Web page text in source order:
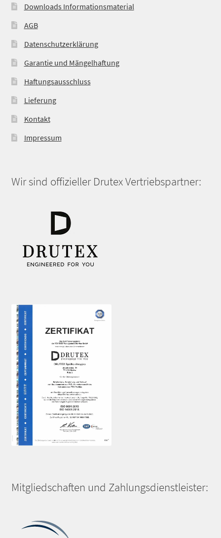
Downloads Informationsmaterial
AGB
Datenschutzerklärung
Garantie und Mängelhaftung
Haftungsausschluss
Lieferung
Kontakt
Impressum
Wir sind offizieller Drutex Vertriebspartner:
Mitgliedschaften und Zahlungsdienstleister: